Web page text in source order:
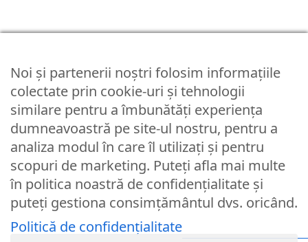
Politica de confidentialitate
Politica de retur
Politica cookies
Noi și partenerii noștri folosim informațiile
colectate prin cookie-uri și tehnologii
similare pentru a îmbunătăți experiența
dumneavoastră pe site-ul nostru, pentru a
analiza modul în care îl utilizați și pentru
scopuri de marketing. Puteți afla mai multe
în politica noastră de confidențialitate și
puteți gestiona consimțământul dvs. oricând.
Politică de confidențialitate